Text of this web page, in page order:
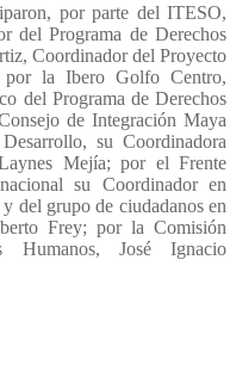
por parte del ITESO,
del Programa de Derechos
Coordinador del Proyecto
la Ibero Golfo Centro,
del Programa de Derechos
de Integración Maya
su Coordinadora
Mejía; por el Frente
su Coordinador en
del grupo de ciudadanos en
Frey; por la Comisión
Humanos, José Ignacio